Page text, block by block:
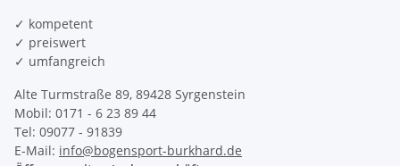
✓ kompetent
✓ preiswert
✓ umfangreich
Alte Turmstraße 89, 89428 Syrgenstein
Mobil: 0171 - 6 23 89 44
Tel: 09077 - 91839
E-Mail: info@bogensport-burkhard.de